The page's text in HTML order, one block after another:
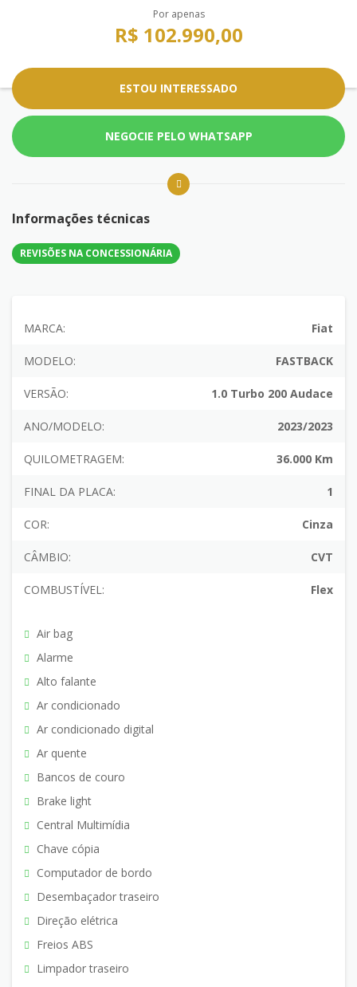
Por apenas
R$ 102.990,00
ESTOU INTERESSADO
NEGOCIE PELO WHATSAPP
Informações técnicas
REVISÕES NA CONCESSIONÁRIA
MARCA: Fiat
MODELO: FASTBACK
VERSÃO: 1.0 Turbo 200 Audace
ANO/MODELO: 2023/2023
QUILOMETRAGEM: 36.000 Km
FINAL DA PLACA: 1
COR: Cinza
CÂMBIO: CVT
COMBUSTÍVEL: Flex
Air bag
Alarme
Alto falante
Ar condicionado
Ar condicionado digital
Ar quente
Bancos de couro
Brake light
Central Multimídia
Chave cópia
Computador de bordo
Desembaçador traseiro
Direção elétrica
Freios ABS
Limpador traseiro